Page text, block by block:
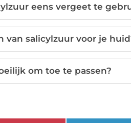
eens vergeet te
van salicylzuur voor je
om toe te passen?